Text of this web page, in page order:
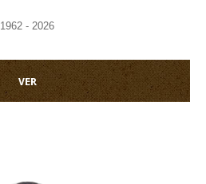
1962 - 2026
VER